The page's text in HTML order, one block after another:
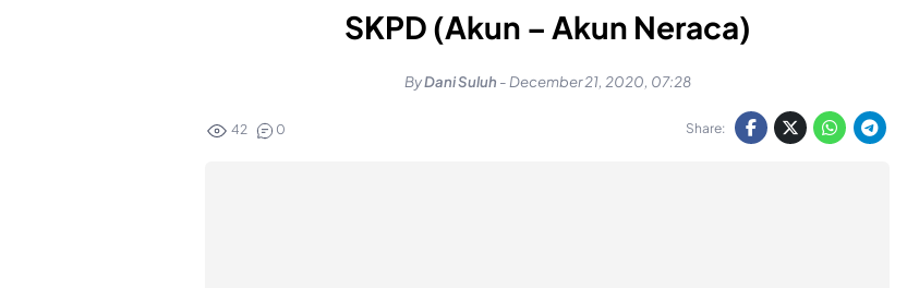
SKPD (Akun – Akun Neraca)
ByDani Suluh -December 21, 2020, 07:28
42 0 Share: